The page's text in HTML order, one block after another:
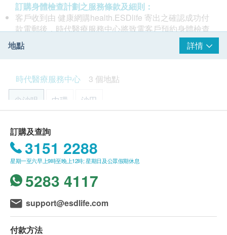
時代醫療服務中心是一間多元化體檢中心，提供高質素
及專業的醫療服務，服務包括一般的身體檢查內容，如
檢查，疫苗注射和專科醫生轉介等服務。
時代醫療集團一直以創新專業精神引領業界，更是亞太
區極少數專注基因技術的一站式醫療服務機構。頂尖的
科研專家、經驗豐富的醫護人員，加上最先進的嶄新醫
卓越全面的醫療服務。
區開設服務完善的時代醫療服務中心，亦創立時代基因
檢測中心，陣容鼎盛的科研團隊匯集數十位優秀的基因
學、細胞及分子生物學和生物信息學專家及博士，在業
訂購身體檢查計劃之服務條款及細則：
客戶收到由 健康網購health.ESDlife 寄出之確認成功付
款電郵後，時代醫療服務中心將致電客戶預約身體檢查
的時間及地點。
時代醫療服務中心 - 預約或查詢：3585 8533
客戶必須於預約當天出示身份證及列印訂購確認信以確
認身份。
身體檢查服務計劃有效期為6個月，客戶必須於6個月內
(由確認付款日期起計) 接受有關服務，逾期作廢。
獲得驗身報告。如有需要特別快速報告，可向醫護人員
提出，作出特別安排。
所有自選項目一經電話確認預約後, 項目不得作出更
改。
附加項目檢驗者必須跟計劃檢驗者為同一人。
如有爭議，健康網購health.ESDlife及時代醫療服務中
疫苗注射（不包括新冠疫苗相關計劃）：
一般疫苗注射服務計劃有效期為6個月，客戶必須於6個
地點 詳情
時代醫療服務中心
3 個地點
尖沙咀
中環 沙田
香港九龍尖沙咀彌敦道26號1302-1305室
顯示地圖
星期一至五：9:00a.m. – 1:30p.m.; 2:30p.m. – 6:30p.m.
星期六︰9:00a.m. – 6:30p.m.
星期日及公眾假期︰休息
訂購及查詢
3151 2288
星期一至六早上9時至晚上12時; 星期日及公眾假期休息
5283 4117
support@esdlife.com
付款方法